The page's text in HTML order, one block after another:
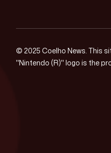
© 2025 Coelho News. This
"Nintendo (R)" logo is the